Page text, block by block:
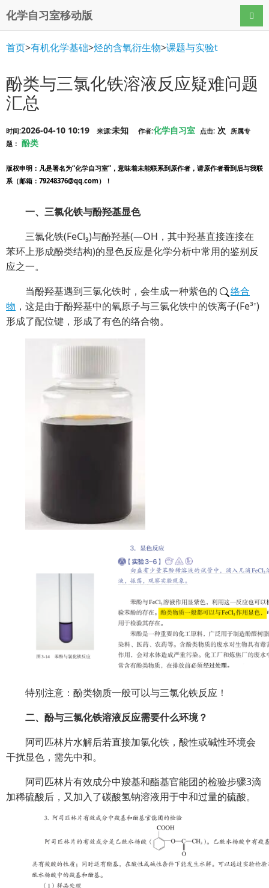
化学自习室移动版 导航
首页>有机化学基础>烃的含氧衍生物>课题与实验t
酚类与三氯化铁溶液反应疑难问题
汇总
时间:2026-04-10 10:19 来源:未知 作者:化学自习室 点击: 次
所属专
题： 酚类
版权申明 ：凡是署名为“化学自习室”，意味着未能联系到原作者，请原作者看到后与我联
系（邮箱：79248376@qq.com）！
一、三氯化铁与酚羟基显色
三氯化铁(FeCl₃)与酚羟基(—OH，其中羟基直接连接在
苯环上形成酚类结构)的显色反应是化学分析中常用的鉴别反
应之一。
当酚羟基遇到三氯化铁时，会生成一种紫色的
络合
物 ，这是由于酚羟基中的氧原子与三氯化铁中的铁离子(Fe³⁺)
形成了配位键，形成了有色的络合物。
特别注意：酚类物质一般可以与三氯化铁反应！
二、酚与三氯化铁溶液反应需要什么环境？
阿司匹林片水解后若直接加氯化铁，酸性或碱性环境会
干扰显色，需先中和。
阿司匹林片有效成分中羧基和酯基官能团的检验步骤3滴
加稀硫酸后，又加入了碳酸氢钠溶液用于中和过量的硫酸。